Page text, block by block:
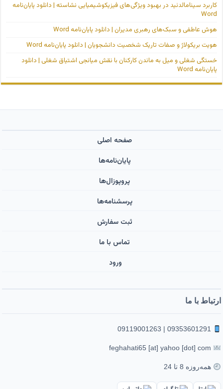
کاربرد سینامالدئید در بهبود ویژگی‌های فیزیکوشیمیایی نشاسته | دانلود پایان‌نامه
Word
هوش عاطفی و سبک‌های رهبری مدیران | دانلود پایان‌نامه Word
هویت بریکولاژ و صفات تاریک شخصیت دانشجویان | دانلود پایان‌نامه Word
خستگی شغلی و میل به ماندن کارکنان با نقش میانجی اشتیاق شغلی | دانلود
پایان‌نامه Word
صفحه اصلی
پایان‌نامه‌ها
پروپوزال‌ها
پرسشنامه‌ها
ثبت سفارش
تماس با ما
ورود ‌
ارتباط با ما
همه‌روزه 8 تا 24